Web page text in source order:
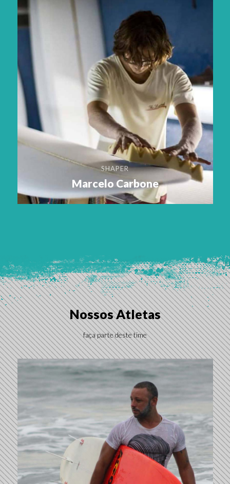
SHAPER
Marcelo Carbone
Nossos Atletas
faça parte deste time